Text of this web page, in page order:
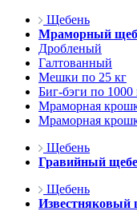
Щебень
Мраморный
Дробленый
Галтованный
Мешки по 25 кг
Биг-бэги по 1000
Мраморная
Мраморная
Щебень
Гравийный
Щебень
Известняковый